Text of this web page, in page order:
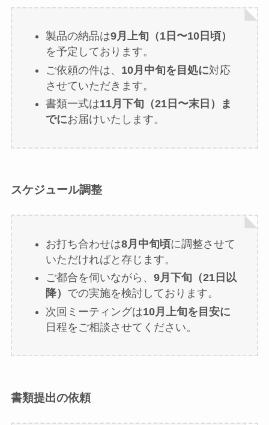
製品の納品は9月上旬（1日〜10日頃）
を予定しております。
ご依頼の件は、 10月中旬を目処に対応
させていただきます。
書類一式は11月下旬（21日〜末日）ま
でにお届けいたします。
スケジュール調整
お打ち合わせは8月中旬頃に調整させて
いただければと存じます。
ご都合を伺いながら、 9月下旬（21日以
降） での実施を検討しております。
次回ミーティングは10月上旬を目安に
日程をご相談させてください。
書類提出の依頼